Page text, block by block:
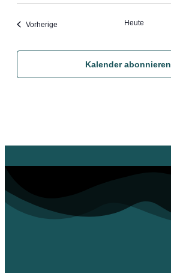
VorherigeVeranstaltungen Heute
Kalender abonnieren